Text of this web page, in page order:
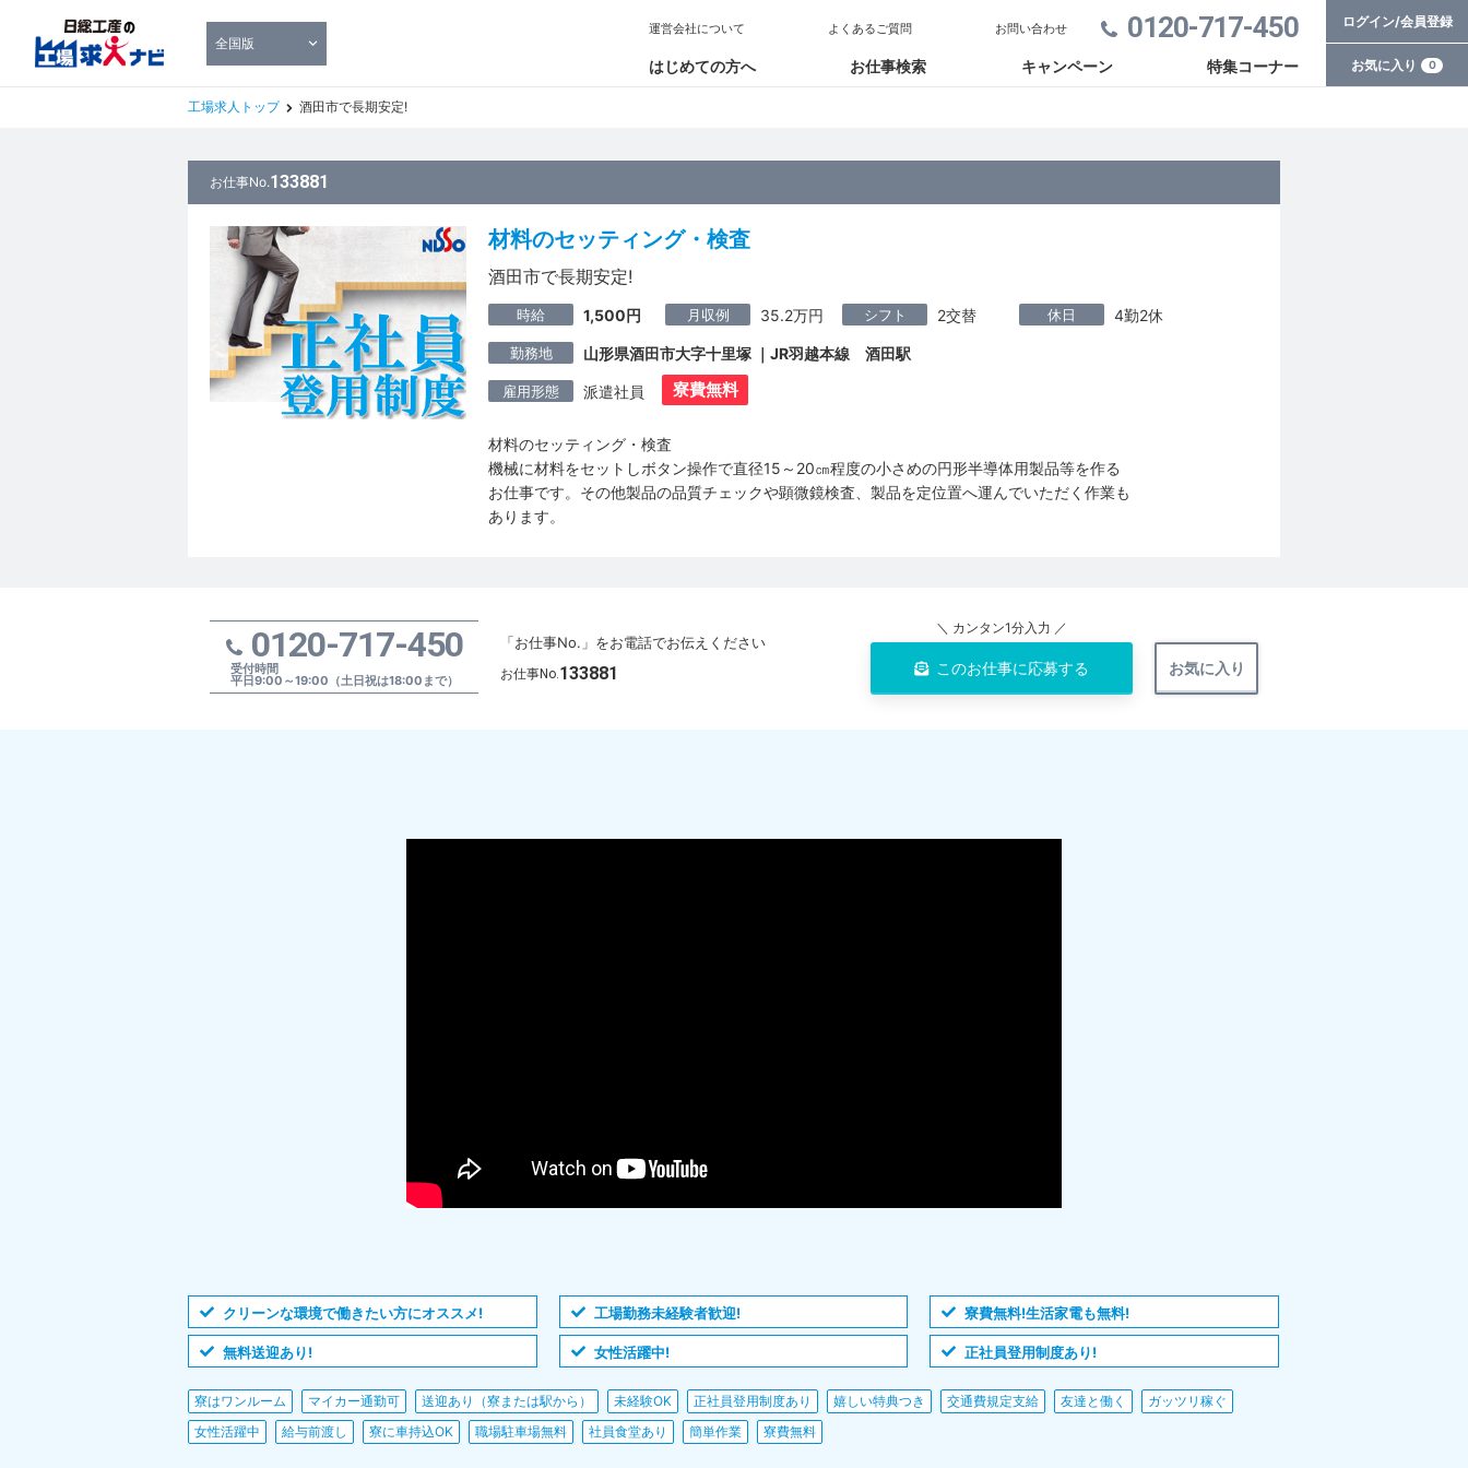
全国版 0120-717-450
はじめての方へ お仕事検索 キャンペーン 特集コーナー
運営会社について よくあるご質問 お問い合わせ ログイン/会員登録
お気に入り 0
工場求人トップ 酒田市で長期安定!
お仕事No.133881
材料のセッティング・検査
酒田市で長期安定!
時給 1,500円 月収例 35.2万円 シフト 2交替 休日 4勤2休
勤務地 山形県酒田市大字十里塚 ｜JR羽越本線 酒田駅
雇用形態 派遣社員 寮費無料
材料のセッティング・検査
機械に材料をセットしボタン操作で直径15～20㎝程度の小さめの円形半導体用製品等を作る
お仕事です。その他製品の品質チェックや顕微鏡検査、製品を定位置へ運んでいただく作業も
あります。
0120-717-450
受付時間
平日9:00～19:00（土日祝は18:00まで）
「お仕事No.」をお電話でお伝えください
お仕事No. 133881
＼ カンタン1分入力 ／
このお仕事に応募する お気に入り
クリーンな環境で働きたい方にオススメ! 工場勤務未経験者歓迎! 寮費無料!生活家電も無料!
無料送迎あり! 女性活躍中! 正社員登用制度あり!
寮はワンルーム マイカー通勤可 送迎あり（寮または駅から） 未経験OK 正社員登用制度あり 嬉しい特典つき 交通費規定支給 友達と働く
ガッツリ稼ぐ
女性活躍中
給与前渡し 寮に車持込OK 職場駐車場無料 社員食堂あり 簡単作業 寮費無料